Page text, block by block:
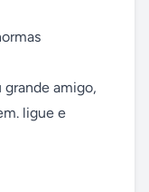
amigo,
ligue e